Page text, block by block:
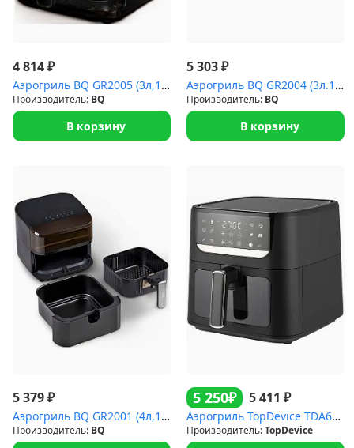
4 814₽
Аэрогриль BQ GR2005 (3л,1,4кВт.8прогр)
Производитель: BQ
В корзину
5 303₽
Аэрогриль BQ GR2004 (3л.1,4кВт.8прогр)
Производитель: BQ
В корзину
5 379₽
Аэрогриль BQ GR2001 (4л,1,5кВт.8прогр)
Производитель: BQ
5 250₽ 5 411 ₽
Аэрогриль TopDevice TDA601 (1500Вт.6л,12прогр)
Производитель:TopDevice